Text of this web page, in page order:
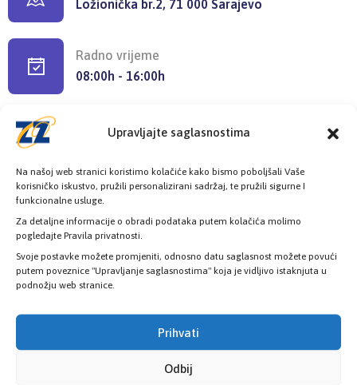
Upravljajte saglasnostima
Na našoj web stranici koristimo kolačiće kako bismo poboljšali Vaše
korisničko iskustvo, pružili personalizirani sadržaj, te pružili sigurne I
funkcionalne usluge.
Za detaljne informacije o obradi podataka putem kolačića molimo
pogledajte Pravila privatnosti.
Svoje postavke možete promjeniti, odnosno datu saglasnost možete povući
putem poveznice "Upravljanje saglasnostima" koja je vidljivo istaknjuta u
podnožju web stranice.
Prihvati
Odbij
Ložionička br.2, 71 000 Sarajevo
Radno vrijeme
08:00h - 16:00h
Provjerite status vaše elektronske
zdravstvene kartice
PROVJERITE STATUS